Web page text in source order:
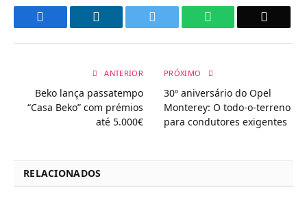
WhatsApp
ANTERIOR
Beko lança passatempo
“Casa Beko” com prémios
até 5.000€
PRÓXIMO
30º aniversário do Opel
Monterey: O todo-o-terreno
para condutores exigentes
RELACIONADOS